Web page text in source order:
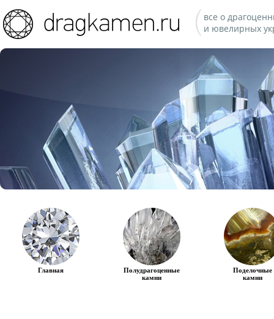
все о
и ювелирных
Главная
Полудрагоценные
камни
Поделочные
камни